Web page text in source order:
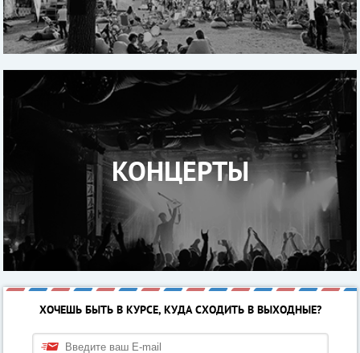
КОНЦЕРТЫ
ХОЧЕШЬ БЫТЬ В КУРСЕ, КУДА СХОДИТЬ В ВЫХОДНЫЕ?